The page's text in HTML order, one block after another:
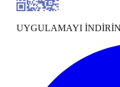
UYGULAMAYI İNDİRİN